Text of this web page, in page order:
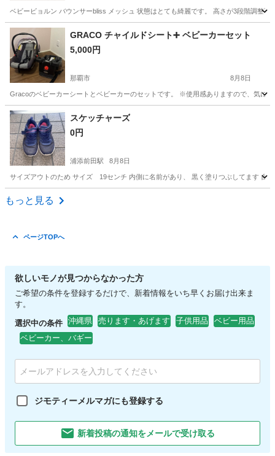
ベビービョルン バウンサーbliss メッシュ 状態はとても綺麗です。 高さが3段階調整
沖縄 那覇市 ベビー用品
GRACO チャイルドシート➕ ベビーカーセット
5,000円
那覇市 8月8日
Gracoのベビーカーシートとベビーカーのセットです。 ※使用感ありますので、気に
沖縄 那覇市 キッズ用品
スケッチャーズ
0円
浦添前田駅 8月8日
サイズアウトのため サイズ 19センチ 内側に名前があり、 黒く塗りつぶしてます 自
沖縄 浦添市
もっと見る
ページTOPへ
欲しいモノが見つからなかった方
ご希望の条件を登録するだけで、新着情報をいち早くお届け出来ま
す。
選択中の条件 沖縄県 売ります・あげます 子供用品
ベビー用品
ベビーカー、バギー
ジモティーメルマガにも登録する
新着投稿の通知をメールで受け取る